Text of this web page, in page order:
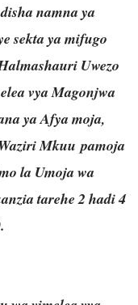
namna ya
sekta ya mifugo
Uwezo
vya Magonjwa
ya Afya moja,
Mkuu pamoja
la Umoja wa
tarehe 2 hadi 4